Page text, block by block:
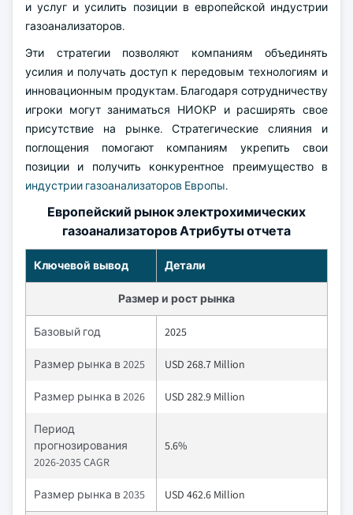
и услуг и усилить позиции в европейской индустрии
газоанализаторов.
Эти стратегии позволяют компаниям объединять
усилия и получать доступ к передовым технологиям и
инновационным продуктам. Благодаря сотрудничеству
игроки могут заниматься НИОКР и расширять свое
присутствие на рынке. Стратегические слияния и
поглощения помогают компаниям укрепить свои
позиции и получить конкурентное преимущество в
индустрии газоанализаторов Европы.
Европейский рынок электрохимических
газоанализаторов Атрибуты отчета
Ключевой вывод Детали
Размер и рост рынка
Базовый год 2025
Размер рынка в 2025 USD 268.7 Million
Размер рынка в 2026 USD 282.9 Million
Период
прогнозирования
2026-2035 CAGR
5.6%
Размер рынка в 2035 USD 462.6 Million